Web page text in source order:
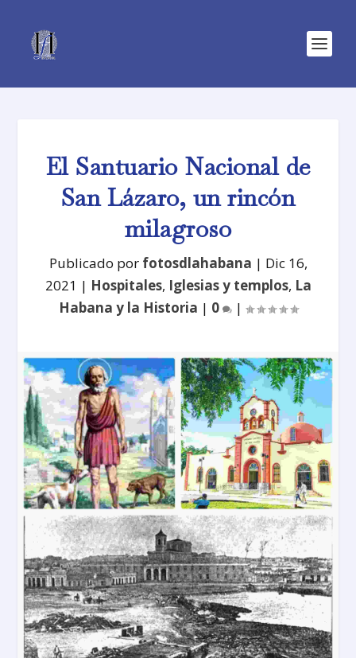
El Santuario Nacional de
San Lázaro, un rincón
milagroso
Publicado por fotosdlahabana | Dic 16,
2021 | Hospitales, Iglesias y templos, La
Habana y la Historia | 0 |